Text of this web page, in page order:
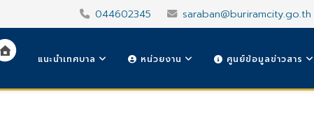
044602345 saraban@buriramcity.go.th
แนะนำเทศบาล หน่วยงาน ศูนย์ข้อมูลข่าวสาร